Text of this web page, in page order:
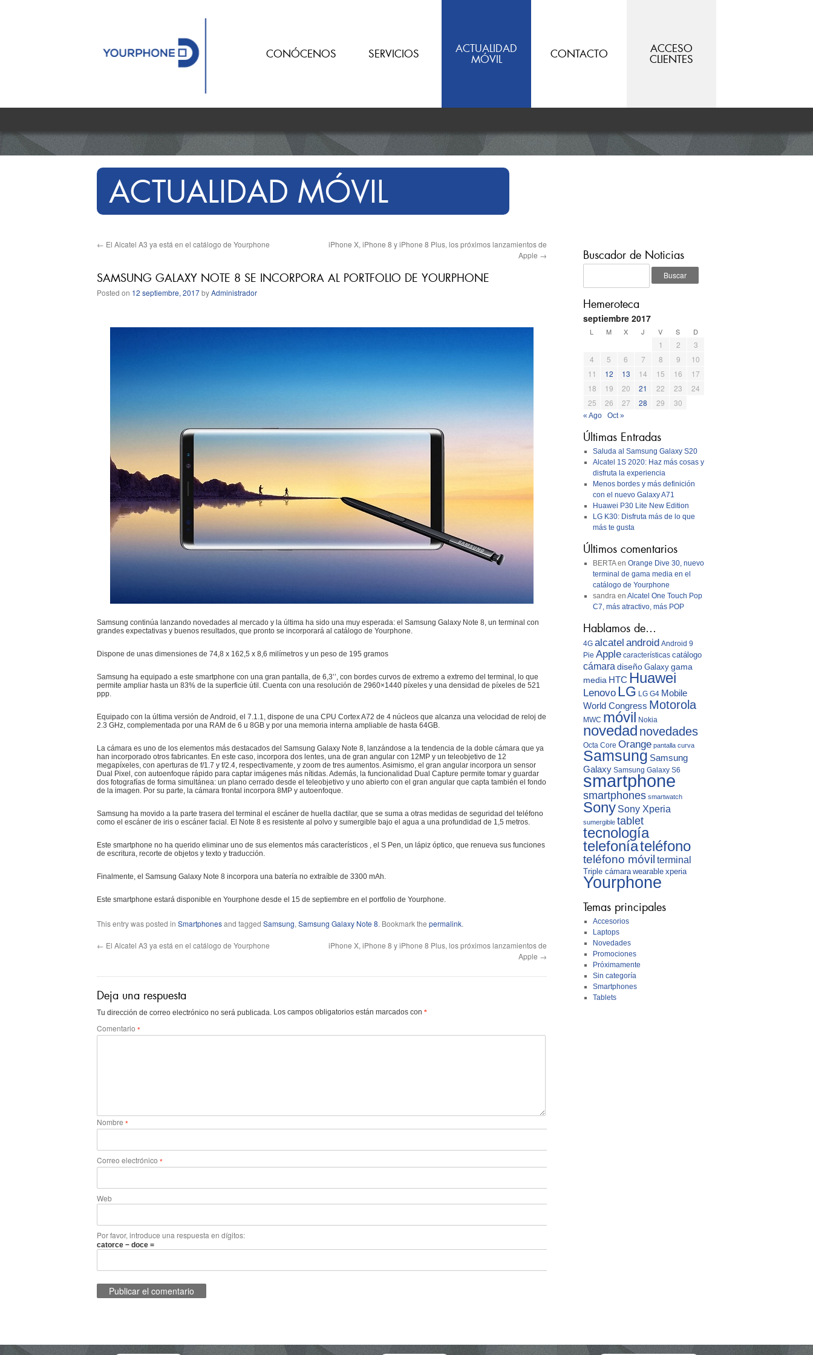
CONÓCENOS SERVICIOS
ACTUALIDAD
MÓVIL
CONTACTO
ACCESO
CLIENTES
ACTUALIDAD MÓVIL
← El Alcatel A3 ya está en el catálogo de Yourphone
iPhone X, iPhone 8 y iPhone 8 Plus, los próximos lanzamientos de
Apple →
SAMSUNG GALAXY NOTE 8 SE INCORPORA AL PORTFOLIO DE YOURPHONE
Posted on 12 septiembre, 2017byAdministrador
Samsung continúa lanzando novedades al mercado y la última ha sido una muy esperada: el Samsung Galaxy Note 8, un terminal con
grandes expectativas y buenos resultados, que pronto se incorporará al catálogo de Yourphone.
Dispone de unas dimensiones de 74,8 x 162,5 x 8,6 milímetros y un peso de 195 gramos
Samsung ha equipado a este smartphone con una gran pantalla, de 6,3’’, con bordes curvos de extremo a extremo del terminal, lo que
permite ampliar hasta un 83% de la superficie útil. Cuenta con una resolución de 2960×1440 píxeles y una densidad de píxeles de 521
ppp.
Equipado con la última versión de Android, el 7.1.1, dispone de una CPU Cortex A72 de 4 núcleos que alcanza una velocidad de reloj de
2.3 GHz, complementada por una RAM de 6 u 8GB y por una memoria interna ampliable de hasta 64GB.
La cámara es uno de los elementos más destacados del Samsung Galaxy Note 8, lanzándose a la tendencia de la doble cámara que ya
han incorporado otros fabricantes. En este caso, incorpora dos lentes, una de gran angular con 12MP y un teleobjetivo de 12
megapíxeles, con aperturas de f/1.7 y f/2.4, respectivamente, y zoom de tres aumentos. Asimismo, el gran angular incorpora un sensor
Dual Pixel, con autoenfoque rápido para captar imágenes más nítidas. Además, la funcionalidad Dual Capture permite tomar y guardar
dos fotografías de forma simultánea: un plano cerrado desde el teleobjetivo y uno abierto con el gran angular que capta también el fondo
de la imagen. Por su parte, la cámara frontal incorpora 8MP y autoenfoque.
Samsung ha movido a la parte trasera del terminal el escáner de huella dactilar, que se suma a otras medidas de seguridad del teléfono
como el escáner de iris o escáner facial. El Note 8 es resistente al polvo y sumergible bajo el agua a una profundidad de 1,5 metros.
Este smartphone no ha querido eliminar uno de sus elementos más característicos , el S Pen, un lápiz óptico, que renueva sus funciones
de escritura, recorte de objetos y texto y traducción.
Finalmente, el Samsung Galaxy Note 8 incorpora una batería no extraíble de 3300 mAh.
Este smartphone estará disponible en Yourphone desde el 15 de septiembre en el portfolio de Yourphone.
This entry was posted in Smartphonesand tagged Samsung, Samsung Galaxy Note 8. Bookmark the permalink.
← El Alcatel A3 ya está en el catálogo de Yourphone
iPhone X, iPhone 8 y iPhone 8 Plus, los próximos lanzamientos de
Apple →
Deja una respuesta
Tu dirección de correo electrónico no será publicada. Los campos obligatorios están marcados con *
Comentario *
Nombre *
Correo electrónico *
Web
Por favor, introduce una respuesta en dígitos:
catorce − doce =
Buscador de Noticias
Hemeroteca
septiembre 2017
L M X J V S D
1 2
3
4
5 6 7 8 9
10
11
12 13 14 15 16
17
18
19 20 21 22 23
24
25
26 27 28 29 30
« Ago Oct »
Últimas Entradas
Saluda al Samsung Galaxy S20
Alcatel 1S 2020: Haz más cosas y
disfruta la experiencia
Menos bordes y más definición
con el nuevo Galaxy A71
Huawei P30 Lite New Edition
LG K30: Disfruta más de lo que
más te gusta
Últimos comentarios
BERTAen Orange Dive 30, nuevo
terminal de gama media en el
catálogo de Yourphone
sandraen Alcatel One Touch Pop
C7, más atractivo, más POP
Hablamos de…
4G alcatel android Android 9
Pie Apple características catálogo
cámara diseño Galaxy gama
media HTC Huawei
Lenovo LG LG G4 Mobile
World Congress Motorola
MWC móvil Nokia
novedad novedades
Octa Core Orange pantalla curva
Samsung Samsung
Galaxy Samsung Galaxy S6
smartphone
smartphones smartwatch
Sony Sony Xperia
sumergible tablet
tecnología
telefoníateléfono
teléfono móvil terminal
Triple cámara wearable xperia
Yourphone
Temas principales
Accesorios
Laptops
Novedades
Promociones
Próximamente
Sin categoría
Smartphones
Tablets